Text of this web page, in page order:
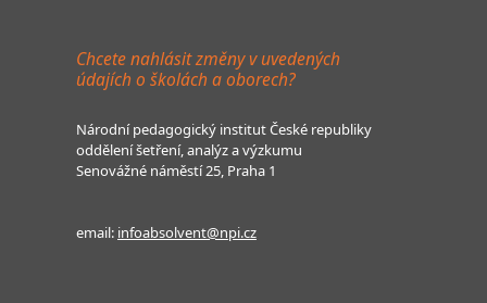
Chcete nahlásit změny v uvedených
údajích o školách a oborech?
Národní pedagogický institut České republiky
oddělení šetření, analýz a výzkumu
Senovážné náměstí 25, Praha 1
email: infoabsolvent@npi.cz